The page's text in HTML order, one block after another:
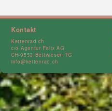
Kontakt
Kettenrad.ch
c/o Agentur Felix AG
CH-9553 Bettwiesen TG
info@kettenrad.ch